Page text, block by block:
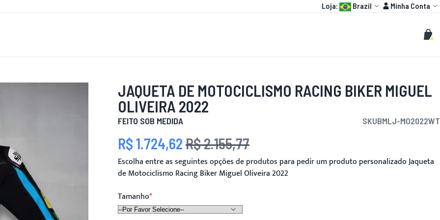
Language:
Loja: Brazil ContaMinha Conta
Buscar
JAQUETA DE MOTOCICLISMO RACING BIKER MIGUEL
OLIVEIRA 2022
FEITO SOB MEDIDA SKUBMLJ-MO2022WT
Preço Especial
R$ 1.724,62 Preço
R$ 2.155,77
Escolha entre as seguintes opções de produtos para pedir um produto personalizado Jaqueta
de Motociclismo Racing Biker Miguel Oliveira 2022
Tamanho